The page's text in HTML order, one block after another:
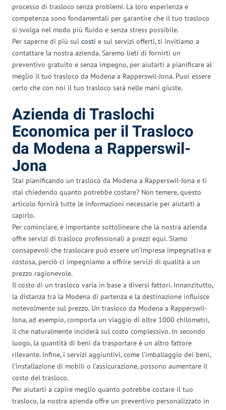
processo di trasloco senza problemi. La loro esperienza e
competenza sono fondamentali per garantire che il tuo trasloco
si svolga nel modo più fluido e senza stress possibile.
Per saperne di più sui costi e sui servizi offerti, ti invitiamo a
contattare la nostra azienda. Saremo lieti di fornirti un
preventivo gratuito e senza impegno, per aiutarti a pianificare al
meglio il tuo trasloco da Modena a Rapperswil-Jona. Puoi essere
certo che con noi il tuo trasloco sarà nelle mani giuste.
Azienda di Traslochi
Economica per il Trasloco
da Modena a Rapperswil-
Jona
Stai pianificando un trasloco da Modena a Rapperswil-Jona e ti
stai chiedendo quanto potrebbe costare? Non temere, questo
articolo fornirà tutte le informazioni necessarie per aiutarti a
capirlo.
Per cominciare, è importante sottolineare che la nostra azienda
offre servizi di trasloco professionali a prezzi equi. Siamo
consapevoli che traslocare può essere un’impresa impegnativa e
costosa, perciò ci impegniamo a offrire servizi di qualità a un
prezzo ragionevole.
Il costo di un trasloco varia in base a diversi fattori. Innanzitutto,
la distanza tra la Modena di partenza e la destinazione influisce
notevolmente sul prezzo. Un trasloco da Modena a Rapperswil-
Jona, ad esempio, comporta un viaggio di oltre 1000 chilometri,
il che naturalmente inciderà sul costo complessivo. In secondo
luogo, la quantità di beni da trasportare è un altro fattore
rilevante. Infine, i servizi aggiuntivi, come l’imballaggio dei beni,
l’installazione di mobili o l’assicurazione, possono aumentare il
costo del trasloco.
Per aiutarti a capire meglio quanto potrebbe costare il tuo
trasloco, la nostra azienda offre un preventivo personalizzato in